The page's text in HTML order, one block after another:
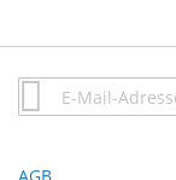
Anmeldung
zum